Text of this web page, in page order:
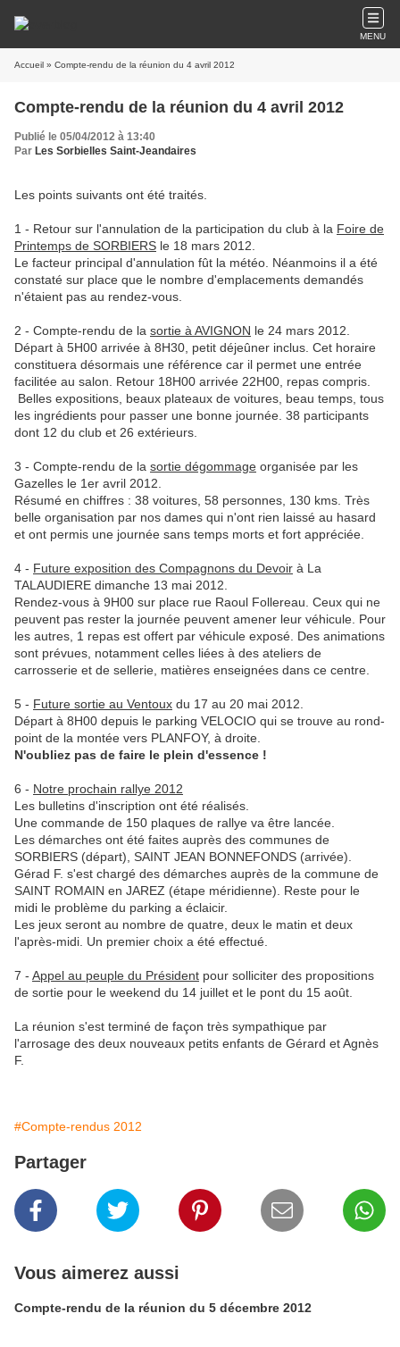
MENU
Accueil » Compte-rendu de la réunion du 4 avril 2012
Compte-rendu de la réunion du 4 avril 2012
Publié le 05/04/2012 à 13:40
Par Les Sorbielles Saint-Jeandaires
Les points suivants ont été traités.
1 - Retour sur l'annulation de la participation du club à la Foire de
Printemps de SORBIERS le 18 mars 2012.
Le facteur principal d'annulation fût la météo. Néanmoins il a été
constaté sur place que le nombre d'emplacements demandés
n'étaient pas au rendez-vous.
2 - Compte-rendu de la sortie à AVIGNON le 24 mars 2012.
Départ à 5H00 arrivée à 8H30, petit déjeûner inclus. Cet horaire
constituera désormais une référence car il permet une entrée
facilitée au salon. Retour 18H00 arrivée 22H00, repas compris.
Belles expositions, beaux plateaux de voitures, beau temps, tous
les ingrédients pour passer une bonne journée. 38 participants
dont 12 du club et 26 extérieurs.
3 - Compte-rendu de la sortie dégommage organisée par les
Gazelles le 1er avril 2012.
Résumé en chiffres : 38 voitures, 58 personnes, 130 kms. Très
belle organisation par nos dames qui n'ont rien laissé au hasard
et ont permis une journée sans temps morts et fort appréciée.
4 - Future exposition des Compagnons du Devoir à La
TALAUDIERE dimanche 13 mai 2012.
Rendez-vous à 9H00 sur place rue Raoul Follereau. Ceux qui ne
peuvent pas rester la journée peuvent amener leur véhicule. Pour
les autres, 1 repas est offert par véhicule exposé. Des animations
sont prévues, notamment celles liées à des ateliers de
carrosserie et de sellerie, matières enseignées dans ce centre.
5 - Future sortie au Ventoux du 17 au 20 mai 2012.
Départ à 8H00 depuis le parking VELOCIO qui se trouve au rond-
point de la montée vers PLANFOY, à droite.
N'oubliez pas de faire le plein d'essence !
6 - Notre prochain rallye 2012
Les bulletins d'inscription ont été réalisés.
Une commande de 150 plaques de rallye va être lancée.
Les démarches ont été faites auprès des communes de
SORBIERS (départ), SAINT JEAN BONNEFONDS (arrivée).
Gérad F. s'est chargé des démarches auprès de la commune de
SAINT ROMAIN en JAREZ (étape méridienne). Reste pour le
midi le problème du parking a éclaicir.
Les jeux seront au nombre de quatre, deux le matin et deux
l'après-midi. Un premier choix a été effectué.
7 - Appel au peuple du Président pour solliciter des propositions
de sortie pour le weekend du 14 juillet et le pont du 15 août.
La réunion s'est terminé de façon très sympathique par
l'arrosage des deux nouveaux petits enfants de Gérard et Agnès
F.
#Compte-rendus 2012
Partager
Vous aimerez aussi
Compte-rendu de la réunion du 5 décembre 2012